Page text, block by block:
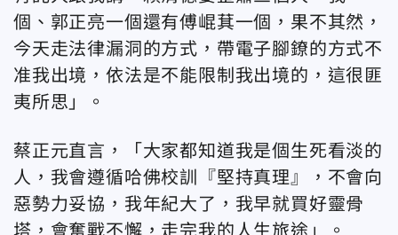
個、郭正亮一個還有傅崐萁一個，果不其然，
今天走法律漏洞的方式，帶電子腳鐐的方式不
准我出境，依法是不能限制我出境的，這很匪
夷所思」。
蔡正元直言，「大家都知道我是個生死看淡的
人，我會遵循哈佛校訓『堅持真理』，不會向
惡勢力妥協，我年紀大了，我早就買好靈骨
塔，會奮戰不懈，走完我的人生旅途」。